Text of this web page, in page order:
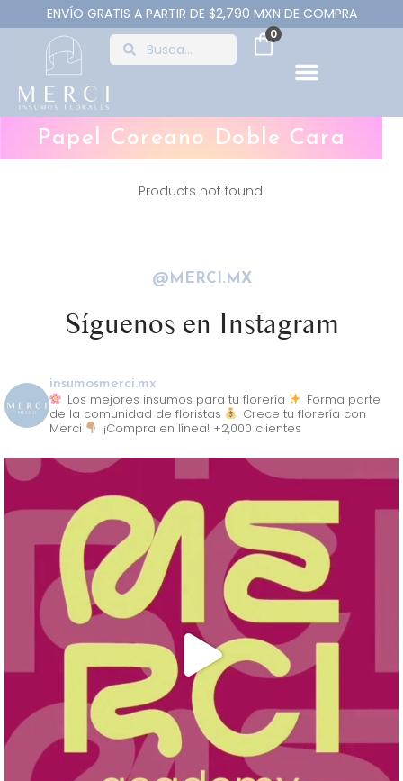
ENVÍO GRATIS A PARTIR DE $2,790 MXN DE COMPRA
0
Papel Coreano Doble Cara
Products not found.
@MERCI.MX
Síguenos en Instagram
insumosmerci.mx
Los mejores insumos para tu florería
Forma parte
de la comunidad de floristas
Crece tu florería con
Merci
¡Compra en línea! +2,000 clientes